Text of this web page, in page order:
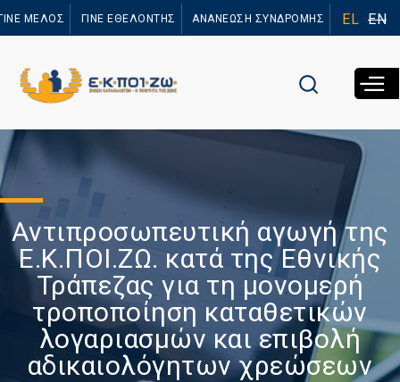
προς το
ΜΕΛΟΣ ΓΙΝΕ ΕΘΕΛΟΝΤΗΣ ΑΝΑΝΕΩΣΗ ΣΥΝΔΡΟΜΗΣ EL EN
Αντιπροσωπευτική αγωγή της
Ε.Κ.ΠΟΙ.ΖΩ. κατά της Εθνικής
Τράπεζας για τη μονομερή
τροποποίηση καταθετικών
λογαριασμών και επιβολή
αδικαιολόγητων χρεώσεων